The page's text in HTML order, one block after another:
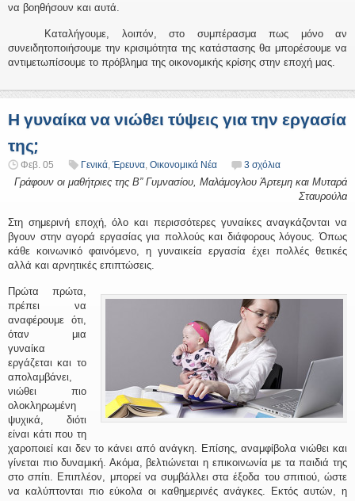
να βοηθήσουν και αυτά.
Καταλήγουμε, λοιπόν, στο συμπέρασμα πως μόνο αν
συνειδητοποιήσουμε την κρισιμότητα της κατάστασης θα μπορέσουμε να
αντιμετωπίσουμε το πρόβλημα της οικονομικής κρίσης στην εποχή μας.
Η γυναίκα να νιώθει τύψεις για την εργασία
της;
Φεβ. 05 Γενικά, Έρευνα, Οικονομικά Νέα 3 σχόλια
Γράφουν οι μαθήτριες της Β” Γυμνασίου, Μαλάμογλου Άρτεμη και Μυταρά
Σταυρούλα
Στη σημερινή εποχή, όλο και περισσότερες γυναίκες αναγκάζονται να
βγουν στην αγορά εργασίας για πολλούς και διάφορους λόγους. Όπως
κάθε κοινωνικό φαινόμενο, η γυναικεία εργασία έχει πολλές θετικές
αλλά και αρνητικές επιπτώσεις.
Πρώτα πρώτα,
πρέπει να
αναφέρουμε ότι,
όταν μια
γυναίκα
εργάζεται και το
απολαμβάνει,
νιώθει πιο
ολοκληρωμένη
ψυχικά, διότι
είναι κάτι που τη
χαροποιεί και δεν το κάνει από ανάγκη. Επίσης, αναμφίβολα νιώθει και
γίνεται πιο δυναμική. Ακόμα, βελτιώνεται η επικοινωνία με τα παιδιά της
στο σπίτι. Επιπλέον, μπορεί να συμβάλλει στα έξοδα του σπιτιού, ώστε
να καλύπτονται πιο εύκολα οι καθημερινές ανάγκες. Εκτός αυτών, η